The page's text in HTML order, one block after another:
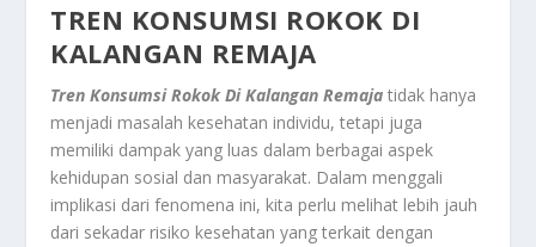
TREN KONSUMSI ROKOK DI
KALANGAN REMAJA
Tren Konsumsi Rokok Di Kalangan Remaja tidak hanya
menjadi masalah kesehatan individu, tetapi juga
memiliki dampak yang luas dalam berbagai aspek
kehidupan sosial dan masyarakat. Dalam menggali
implikasi dari fenomena ini, kita perlu melihat lebih jauh
dari sekadar risiko kesehatan yang terkait dengan